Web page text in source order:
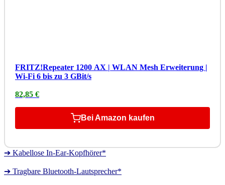
FRITZ!Repeater 1200 AX | WLAN Mesh Erweiterung |
Wi-Fi 6 bis zu 3 GBit/s
82,85 €
Bei Amazon kaufen
➔ Kabellose In-Ear-Kopfhörer*
➔ Tragbare Bluetooth-Lautsprecher*